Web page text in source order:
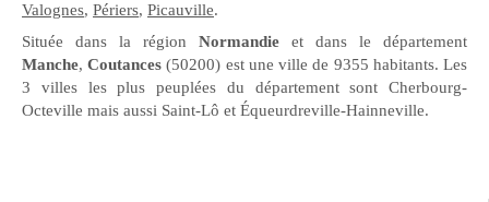
Valognes, Périers, Picauville.
Située dans la région Normandie et dans le département
Manche,Coutances (50200) est une ville de 9355 habitants. Les
3 villes les plus peuplées du département sont Cherbourg-
Octeville mais aussi Saint-Lô et Équeurdreville-Hainneville.